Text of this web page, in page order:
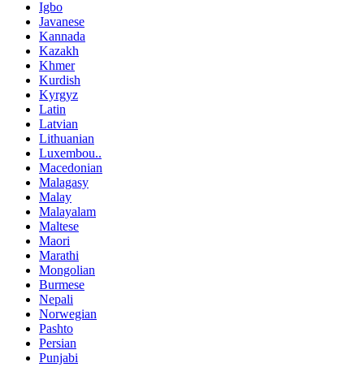
Igbo
Javanese
Kannada
Kazakh
Khmer
Kurdish
Kyrgyz
Latin
Latvian
Lithuanian
Luxembou..
Macedonian
Malagasy
Malay
Malayalam
Maltese
Maori
Marathi
Mongolian
Burmese
Nepali
Norwegian
Pashto
Persian
Punjabi